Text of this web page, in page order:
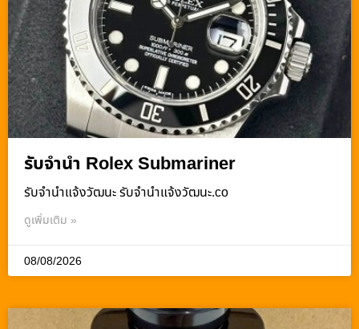
รับจำนำ Rolex Submariner
รับจํานําแจ้งวัฒนะ รับจํานําแจ้งวัฒนะ.co
ดูเพิ่มเติม »
08/08/2026